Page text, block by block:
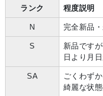
ランク 程度説明
N 完全新品
S
新品です
日より月
SA
ごくわず
綺麗な状態